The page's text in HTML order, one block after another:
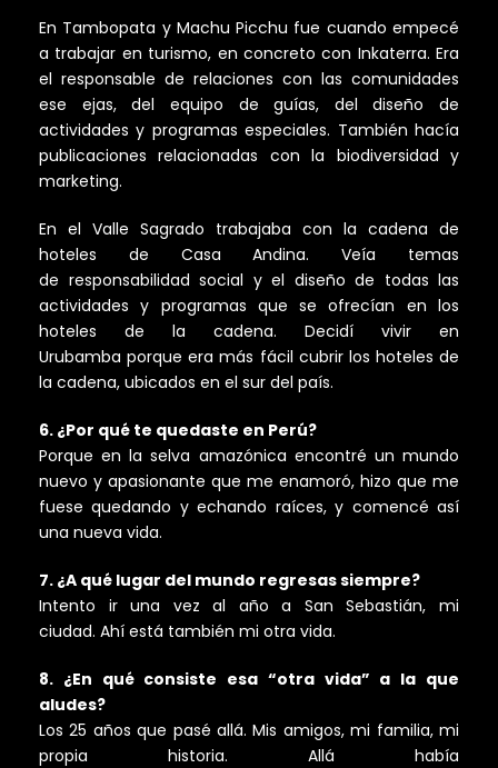
En Tambopata y Machu Picchu fue cuando empecé
a trabajar en turismo, en concreto con Inkaterra. Era
el responsable de relaciones con las comunidades
ese ejas, del equipo de guías, del diseño de
actividades y programas especiales. También hacía
publicaciones relacionadas con la biodiversidad y
marketing.
En el Valle Sagrado trabajaba con la cadena de
hoteles de Casa Andina. Veía temas
de responsabilidad social y el diseño de todas las
actividades y programas que se ofrecían en los
hoteles de la cadena. Decidí vivir en
Urubamba porque era más fácil cubrir los hoteles de
la cadena, ubicados en el sur del país.
6. ¿Por qué te quedaste en Perú?
Porque en la selva amazónica encontré un mundo
nuevo y apasionante que me enamoró, hizo que me
fuese quedando y echando raíces, y comencé así
una nueva vida.
7. ¿A qué lugar del mundo regresas siempre?
Intento ir una vez al año a San Sebastián, mi
ciudad. Ahí está también mi otra vida.
8. ¿En qué consiste esa “otra vida” a la que
aludes?
Los 25 años que pasé allá. Mis amigos, mi familia, mi
propia historia. Allá había